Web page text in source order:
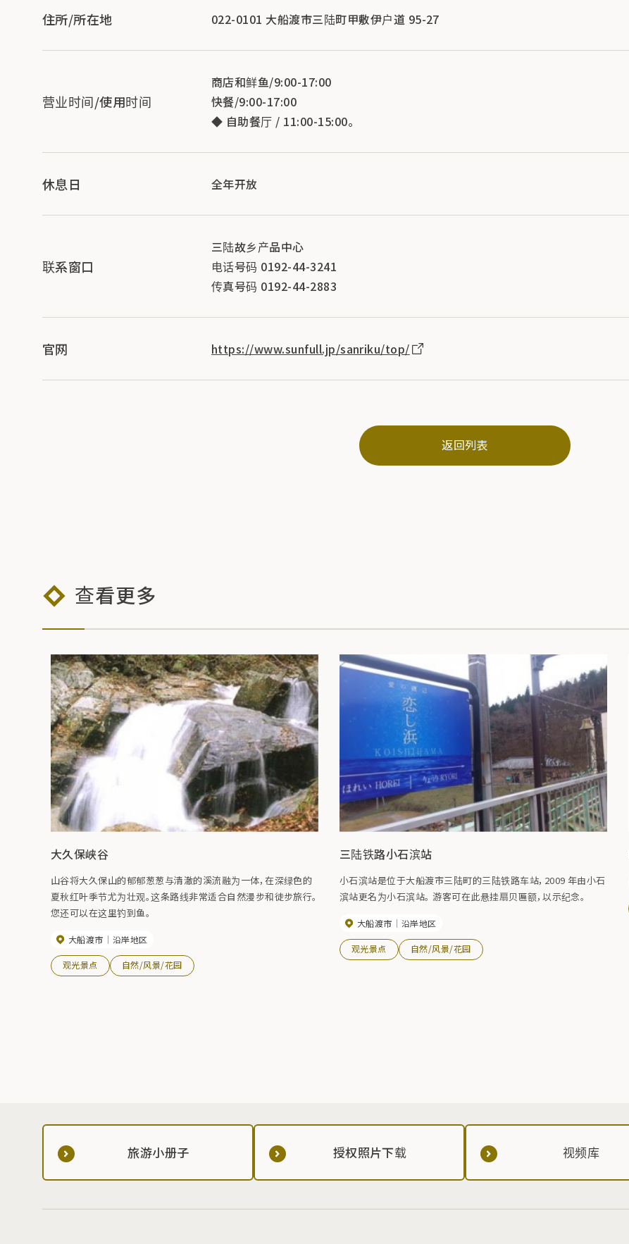
住所/所在地 022-0101 大船渡市三陆町甲敷伊户道 95-27
营业时间/使用时间
商店和鲜鱼/9:00-17:00
快餐/9:00-17:00
◆ 自助餐厅 / 11:00-15:00。
休息日 全年开放
联系窗口
三陆故乡产品中心
电话号码 0192-44-3241
传真号码 0192-44-2883
官网 https://www.sunfull.jp/sanriku/top/
返回列表
查看更多
大久保峡谷
山谷将大久保山的郁郁葱葱与清澈的溪流融为一体，在深绿色的
夏秋红叶季节尤为壮观。这条路线非常适合自然漫步和徒步旅行。
您还可以在这里钓到鱼。
大船渡市 沿岸地区
观光景点 自然/风景/花园
三陆铁路小石滨站
小石滨站是位于大船渡市三陆町的三陆铁路车站，2009 年由小石
滨站更名为小石滨站。 游客可在此悬挂扇贝匾额，以示纪念。
大船渡市 沿岸地区
观光景点 自然/风景/花园
旅游小册子 授权照片下载 视频库